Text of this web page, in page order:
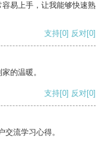
易上手，让我能够快速熟
支持[0] 反对[0]
的温暖。
支持[0] 反对[0]
流学习心得。